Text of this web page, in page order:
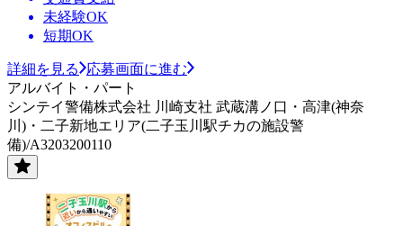
未経験OK
短期OK
詳細を見る
応募画面に進む
アルバイト・パート
シンテイ警備株式会社 川崎支社 武蔵溝ノ口・高津(神奈
川)・二子新地エリア(二子玉川駅チカの施設警
備)/A3203200110